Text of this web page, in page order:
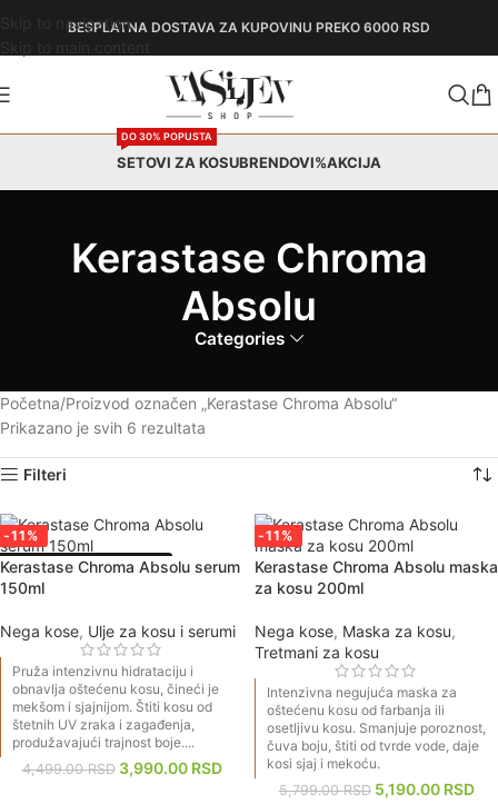
Skip to navigationBESPLATNA DOSTAVA ZA KUPOVINU PREKO 6000 RSD
SETOVI ZA KOSU
DO 30% POPUSTA
BRENDOVI%AKCIJA
Kerastase Chroma
Absolu
Categories
Početna Proizvod označen „Kerastase Chroma Absolu“
Prikazano je svih 6 rezultata
Filteri
-11%
PREPORUKA FRIZERA
Kerastase Chroma Absolu serum
150ml
Nega kose, Ulje za kosu i serumi
4,499.00RSD 3,990.00 RSD
Pruža intenzivnu hidrataciju i
obnavlja oštećenu kosu, čineći je
mekšom i sjajnijom. Štiti kosu od
štetnih UV zraka i zagađenja,
produžavajući trajnost boje....
-11%
Kerastase Chroma Absolu maska
za kosu 200ml
Nega kose, Maska za kosu,
Tretmani za kosu
5,799.00RSD 5,190.00 RSD
Intenzivna negujuća maska za
oštećenu kosu od farbanja ili
osetljivu kosu. Smanjuje poroznost,
čuva boju, štiti od tvrde vode, daje
kosi sjaj i mekoću.